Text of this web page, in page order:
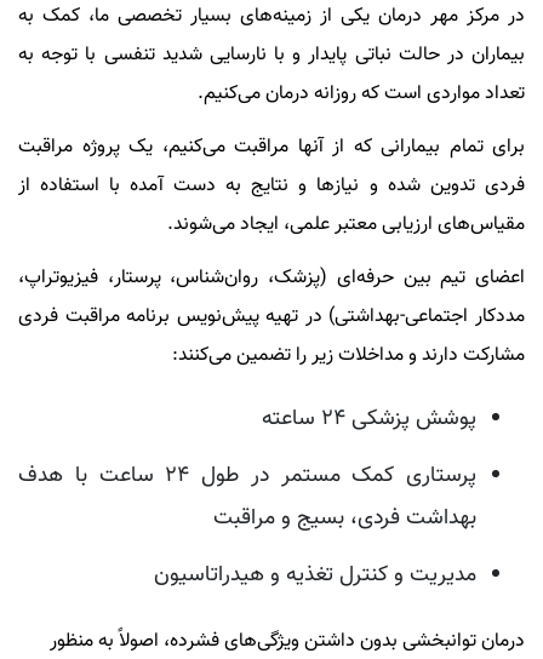
در مرکز مهر درمان یکی از زمینه‌های بسیار تخصصی ما، کمک به
بیماران در حالت نباتی پایدار و با نارسایی شدید تنفسی با توجه به
تعداد مواردی است که روزانه درمان می‌کنیم.
برای تمام بیمارانی که از آنها مراقبت می‌کنیم، یک پروژه مراقبت
فردی تدوین شده و نیازها و نتایج به دست آمده با استفاده از
مقیاس‌های ارزیابی معتبر علمی، ایجاد می‌شوند.
اعضای تیم بین حرفه‌ای (پزشک، روان‌شناس، پرستار، فیزیوتراپ،
مددکار اجتماعی-بهداشتی) در تهیه پیش‌نویس برنامه مراقبت فردی
مشارکت دارند و مداخلات زیر را تضمین می‌کنند:
پوشش پزشکی 24 ساعته
پرستاری کمک مستمر در طول 24 ساعت با هدف
بهداشت فردی، بسیج و مراقبت
مدیریت و کنترل تغذیه و هیدراتاسیون
درمان توانبخشی بدون داشتن ویژگی‌های فشرده، اصولاً به منظور